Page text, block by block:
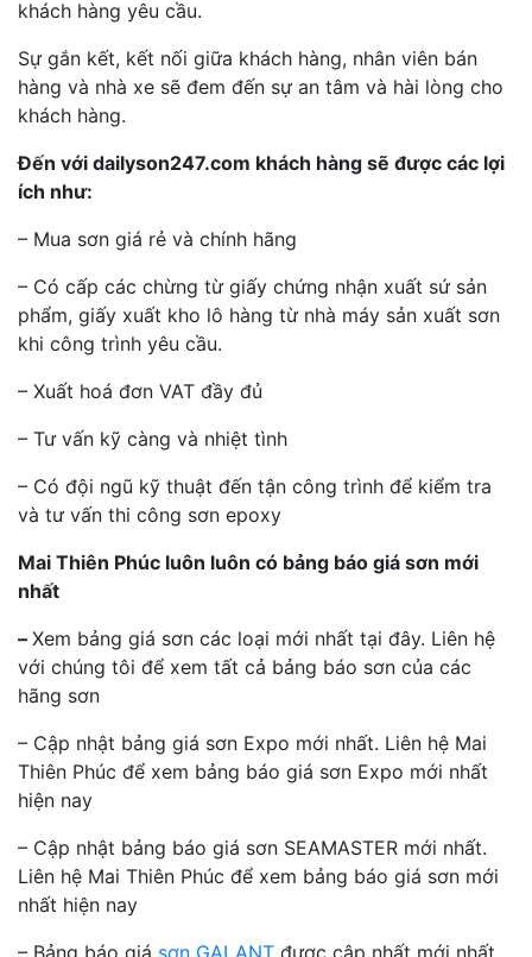
khách hàng yêu cầu.
Sự gắn kết, kết nối giữa khách hàng, nhân viên bán
hàng và nhà xe sẽ đem đến sự an tâm và hài lòng cho
khách hàng.
Đến với dailyson247.com khách hàng sẽ được các lợi
ích như:
– Mua sơn giá rẻ và chính hãng
– Có cấp các chừng từ giấy chứng nhận xuất sứ sản
phẩm, giấy xuất kho lô hàng từ nhà máy sản xuất sơn
khi công trình yêu cầu.
– Xuất hoá đơn VAT đầy đủ
– Tư vấn kỹ càng và nhiệt tình
– Có đội ngũ kỹ thuật đến tận công trình để kiểm tra
và tư vấn thi công sơn epoxy
Mai Thiên Phúc luôn luôn có bảng báo giá sơn mới
nhất
– Xem bảng giá sơn các loại mới nhất tại đây. Liên hệ
với chúng tôi để xem tất cả bảng báo sơn của các
hãng sơn
– Cập nhật bảng giá sơn Expo mới nhất. Liên hệ Mai
Thiên Phúc để xem bảng báo giá sơn Expo mới nhất
hiện nay
– Cập nhật bảng báo giá sơn SEAMASTER mới nhất.
Liên hệ Mai Thiên Phúc để xem bảng báo giá sơn mới
nhất hiện nay
– Bảng báo giá sơn GALANT được cập nhất mới nhất